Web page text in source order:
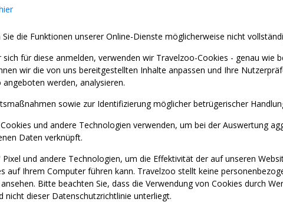
die Funktionen unserer Online-Dienste möglicherweise nicht
für diese anmelden, verwenden wir Travelzoo-Cookies - genau
wir die von uns bereitgestellten Inhalte anpassen und Ihre
werden, analysieren.
sowie zur Identifizierung möglicher betrügerischer
und andere Technologien verwenden, um bei der Auswertung
Daten verknüpft.
und andere Technologien, um die Effektivität der auf unseren
auf Ihrem Computer führen kann. Travelzoo stellt keine
Bitte beachten Sie, dass die Verwendung von Cookies durch
dieser Datenschutzrichtlinie unterliegt.